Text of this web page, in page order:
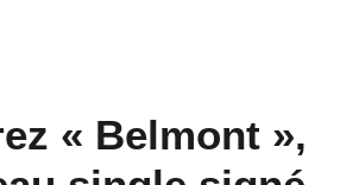
« Belmont »,